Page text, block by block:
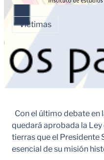
Víctimas
Con el último debate en
quedará aprobada la
tierras que el
esencial de su misión